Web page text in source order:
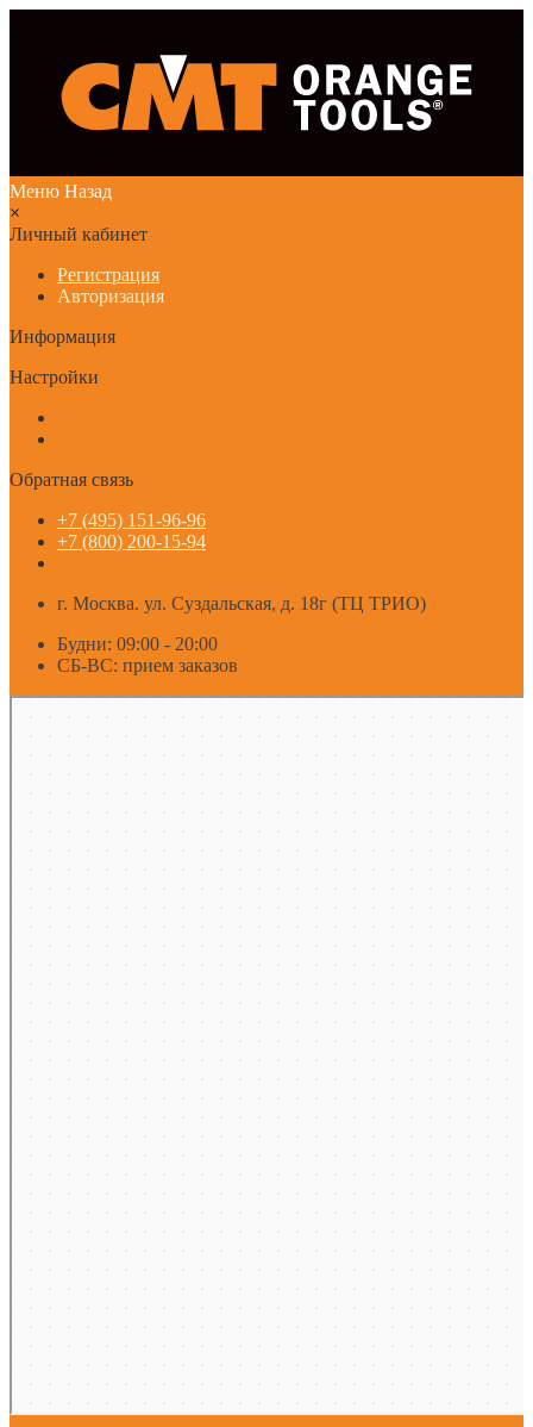
Меню Назад
×
Личный кабинет
Регистрация
Авторизация
Информация
Настройки
Обратная связь
+7 (495) 151-96-96
+7 (800) 200-15-94
г. Москва. ул. Суздальская, д. 18г (ТЦ ТРИО)
Будни: 09:00 - 20:00
СБ-ВС: прием заказов